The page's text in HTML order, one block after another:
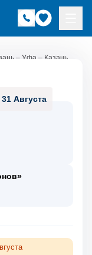
– Уфа – Казань
Августа